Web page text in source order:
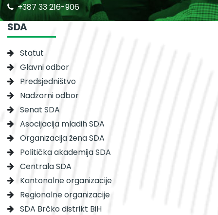
+387 33 216-906
SDA
Statut
Glavni odbor
Predsjedništvo
Nadzorni odbor
Senat SDA
Asocijacija mladih SDA
Organizacija žena SDA
Politička akademija SDA
Centrala SDA
Kantonalne organizacije
Regionalne organizacije
SDA Brčko distrikt BiH